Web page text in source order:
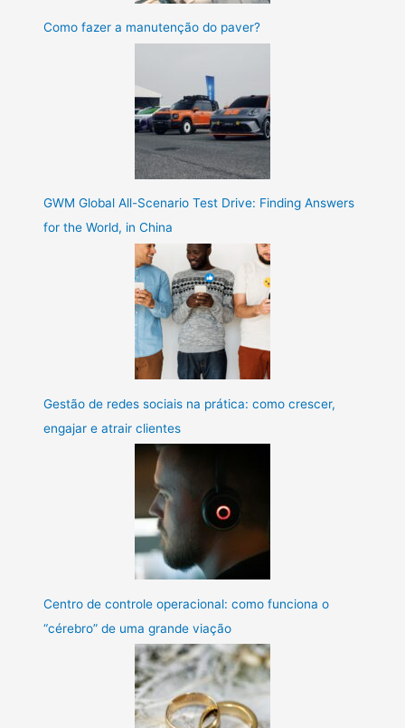
Como fazer a manutenção do paver?
GWM Global All-Scenario Test Drive: Finding Answers
for the World, in China
Gestão de redes sociais na prática: como crescer,
engajar e atrair clientes
Centro de controle operacional: como funciona o
“cérebro” de uma grande viação